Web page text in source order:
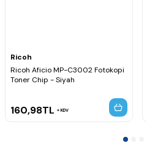
Ricoh
Ricoh Aficio MP-C3002 Fotokopi
Toner Chip - Siyah
160,98TL KDV